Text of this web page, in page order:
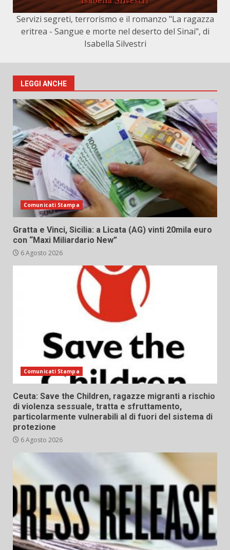
Servizi segreti, terrorismo e il romanzo "La ragazza
eritrea - Sangue e morte nel deserto del Sinai", di
Isabella Silvestri
LEGGI ANCHE
Comunicati Stampa
Gratta e Vinci, Sicilia: a Licata (AG) vinti 20mila euro
con “Maxi Miliardario New”
6 Agosto 2026
Comunicati Stampa
Ceuta: Save the Children, ragazze migranti a rischio
di violenza sessuale, tratta e sfruttamento,
particolarmente vulnerabili al di fuori del sistema di
protezione
6 Agosto 2026